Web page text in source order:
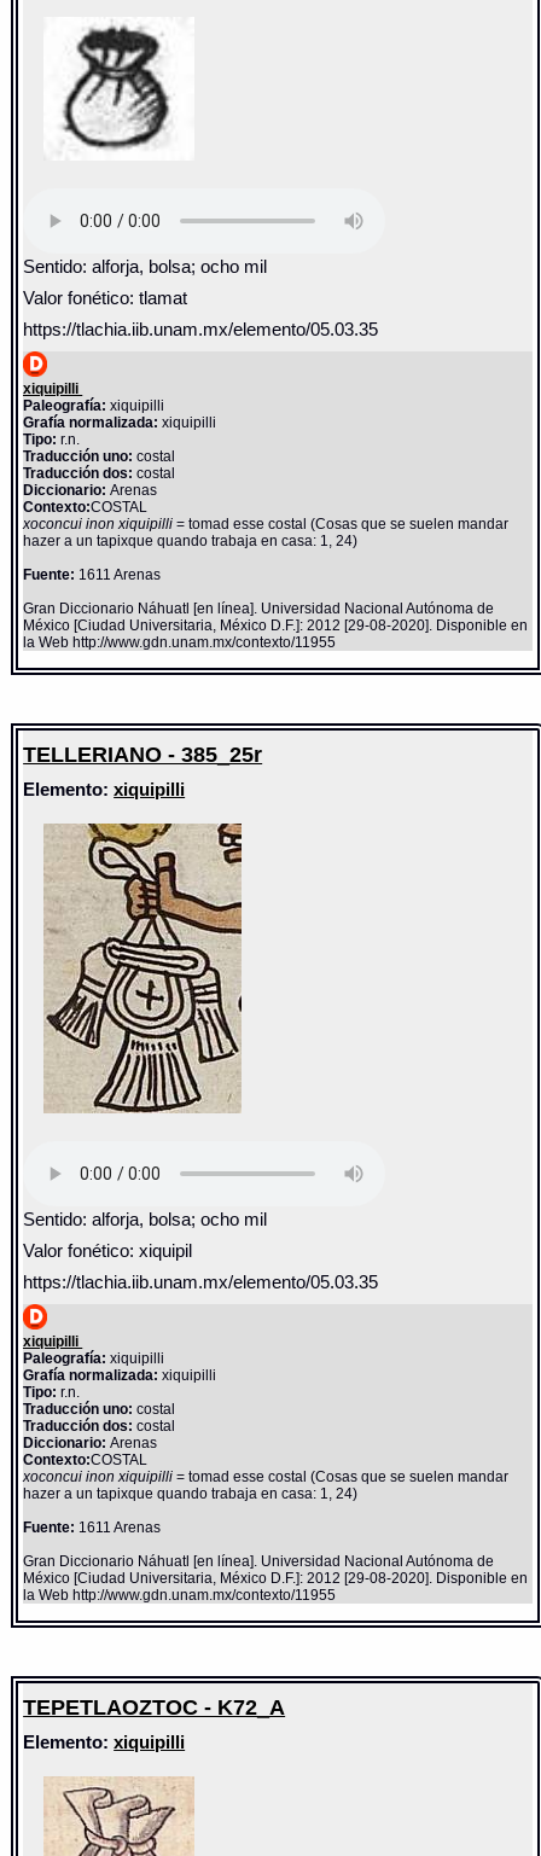
Sentido: alforja, bolsa; ocho mil
Valor fonético: tlamat
https://tlachia.iib.unam.mx/elemento/05.03.35
xiquipilli
Paleografía: xiquipilli
Grafía normalizada: xiquipilli
Tipo: r.n.
Traducción uno: costal
Traducción dos: costal
Diccionario:Arenas
Contexto:COSTAL
xoconcui inon xiquipilli= tomad esse costal (Cosas que se suelen mandar
hazer a un tapixque quando trabaja en casa: 1, 24)
Fuente: 1611 Arenas
Gran Diccionario Náhuatl [en línea]. Universidad Nacional Autónoma de
México [Ciudad Universitaria, México D.F.]: 2012 [29-08-2020]. Disponible en
la Web http://www.gdn.unam.mx/contexto/11955
TELLERIANO - 385_25r
Elemento:xiquipilli
Sentido: alforja, bolsa; ocho mil
Valor fonético: xiquipil
https://tlachia.iib.unam.mx/elemento/05.03.35
xiquipilli
Paleografía: xiquipilli
Grafía normalizada: xiquipilli
Tipo: r.n.
Traducción uno: costal
Traducción dos: costal
Diccionario:Arenas
Contexto:COSTAL
xoconcui inon xiquipilli= tomad esse costal (Cosas que se suelen mandar
hazer a un tapixque quando trabaja en casa: 1, 24)
Fuente: 1611 Arenas
Gran Diccionario Náhuatl [en línea]. Universidad Nacional Autónoma de
México [Ciudad Universitaria, México D.F.]: 2012 [29-08-2020]. Disponible en
la Web http://www.gdn.unam.mx/contexto/11955
TEPETLAOZTOC - K72_A
Elemento:xiquipilli